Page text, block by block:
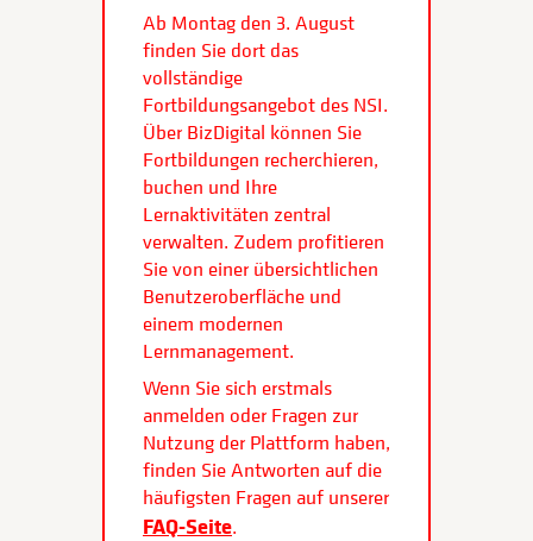
Ab Montag den 3. August
finden Sie dort das
vollständige
Fortbildungsangebot des NSI.
Über BizDigital können Sie
Fortbildungen recherchieren,
buchen und Ihre
Lernaktivitäten zentral
verwalten. Zudem profitieren
Sie von einer übersichtlichen
Benutzeroberfläche und
einem modernen
Lernmanagement.
Wenn Sie sich erstmals
anmelden oder Fragen zur
Nutzung der Plattform haben,
finden Sie Antworten auf die
häufigsten Fragen auf unserer
FAQ-Seite.